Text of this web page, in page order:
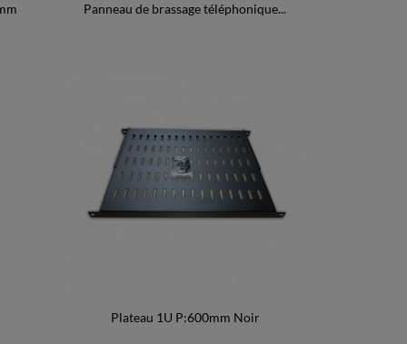
Panneau de brassage téléphonique...
Plateau 1U P:600mm Noir